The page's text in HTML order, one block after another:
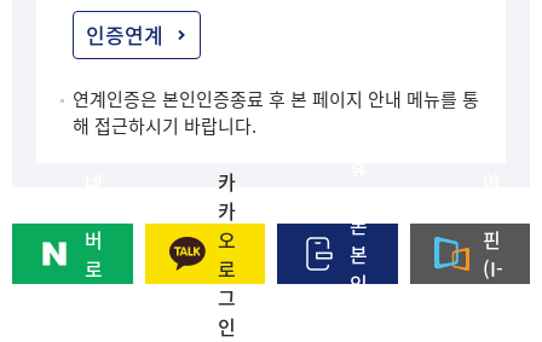
인증연계
연계인증은 본인인증종료 후 본 페이지 안내 메뉴를 통
해 접근하시기 바랍니다.
버
로
카
카
오
로
그
인
폰
본
인
핀
(I-